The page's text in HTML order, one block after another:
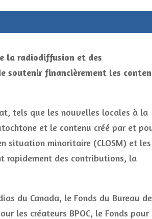
la radiodiffusion et des
soutenir financièrement les
tels que les nouvelles locales à la
et le contenu créé par et
situation minoritaire (CLOSM) et les
rapidement des contributions, la
du Canada, le Fonds du Bureau de
les créateurs BPOC, le Fonds pour